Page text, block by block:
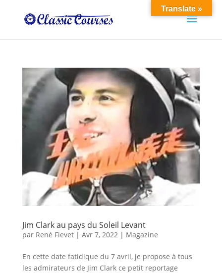
Jim Clark au pays du Soleil Levant
par René Fievet| Avr 7, 2022 | Magazine
En cette date fatidique du 7 avril, je propose à tous
les admirateurs de Jim Clark ce petit reportage
Translate »